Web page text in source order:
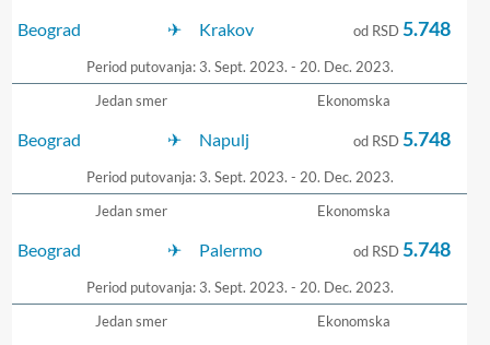
Beograd Krakov
Period putovanja: 3. Sept. 2023. - 20. Dec. 2023.
od RSD5.748
Jedan smer
Beograd Napulj
Ekonomska
Period putovanja: 3. Sept. 2023. - 20. Dec. 2023.
od RSD5.748
Jedan smer
Beograd Palermo
Ekonomska
Period putovanja: 3. Sept. 2023. - 20. Dec. 2023.
od RSD5.748
Jedan smer Ekonomska